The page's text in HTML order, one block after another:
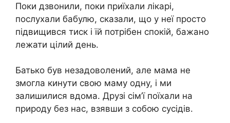
Поки дзвонили, поки приїхали лікарі,
послухали бабулю, сказали, що у неї просто
підвищився тиск і їй потрібен спокій, бажано
лежати цілий день.
Батько був незадоволений, але мама не
змогла кинути свою маму одну, і ми
залишилися вдома. Друзі сім’ї поїхали на
природу без нас, взявши з собою сусідів.